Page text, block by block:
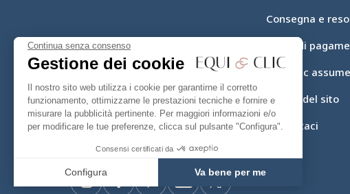
Continua senza consenso
Gestione dei cookie
Il nostro sito web utilizza i cookie per garantirne il corretto
funzionamento, ottimizzarne le prestazioni tecniche e fornire e
misurare la pubblicità pertinente. Per maggiori informazioni e/o
per modificare le tue preferenze, clicca sul pulsante "Configura".
Consensi certificati da
Configura Va bene per me
Consegna e reso
Mezzi di
Equi-Clic assume
Mappa del sito
Contattaci
Facebook Twitter
YouTube
Pinterest
Instagram